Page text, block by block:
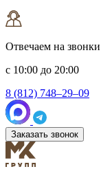
Отвечаем на звонки
с 10:00 до 20:00
8 (812) 748–29–09
Заказать звонок